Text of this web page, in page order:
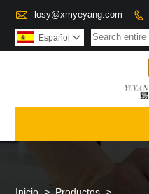
 losy@xmyeyang.com 
Español 
Inicio > Productos >